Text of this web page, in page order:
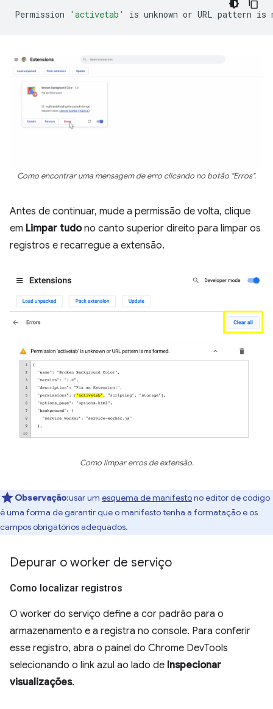
Permission 'activetab' is unknown or URL pattern is
Como encontrar uma mensagem de erro clicando no botão "Erros".
Antes de continuar, mude a permissão de volta, clique
em Limpar tudono canto superior direito para limpar os
registros e recarregue a extensão.
Como limpar erros de extensão.
Observação:usar um esquema de manifestono editor de código
é uma forma de garantir que o manifesto tenha a formatação e os
campos obrigatórios adequados.
Depurar o worker de serviço
Como localizar registros
O worker do serviço define a cor padrão para o
armazenamento e a registra no console. Para conferir
esse registro, abra o painel do Chrome DevTools
selecionando o link azul ao lado de Inspecionar
visualizações.